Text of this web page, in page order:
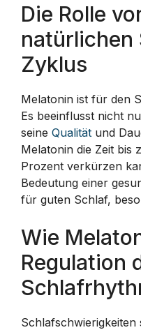
Die Rolle
natürlichen
Zyklus
Melatonin ist für den
Es beeinflusst nicht
seine Qualität und
Melatonin die Zeit bis
Prozent verkürzen
Bedeutung einer
für guten Schlaf,
Wie
Regulation
Schlafschwierigkeiten